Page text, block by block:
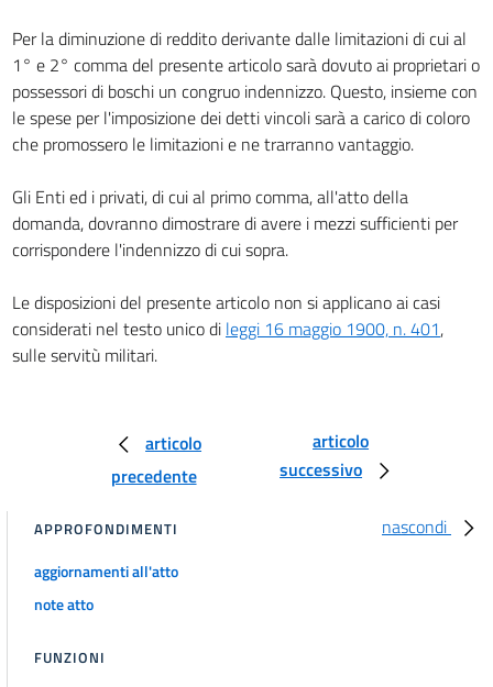
27
28
29
30
32
33
35
36
Sistemazione e rimboschimento di terreni montani.
39
40
41
Per la diminuzione di reddito derivante dalle limitazioni di cui al
1° e 2° comma del presente articolo sarà dovuto ai proprietari o
possessori di boschi un congruo indennizzo. Questo, insieme con
le spese per l'imposizione dei detti vincoli sarà a carico di coloro
che promossero le limitazioni e ne trarranno vantaggio.
Gli Enti ed i privati, di cui al primo comma, all'atto della
domanda, dovranno dimostrare di avere i mezzi sufficienti per
corrispondere l'indennizzo di cui sopra.
Le disposizioni del presente articolo non si applicano ai casi
considerati nel testo unico di leggi 16 maggio 1900, n. 401,
sulle servitù militari.
articolo
precedente
articolo
successivo
nascondi
APPROFONDIMENTI
aggiornamenti all'atto
note atto
FUNZIONI